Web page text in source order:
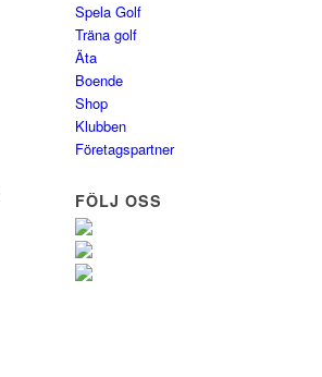
Spela Golf
Träna golf
Äta
Boende
Shop
Klubben
Företagspartner
FÖLJ OSS